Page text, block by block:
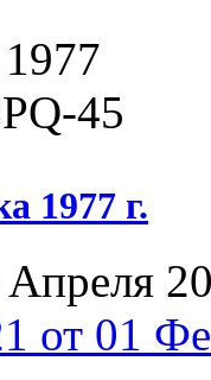
45
1977 г.
Апреля
от 01